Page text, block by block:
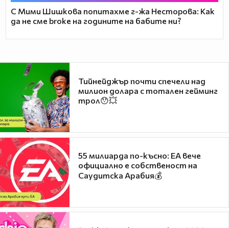
С Мими Шишкова попитахме г-жа Несторова: Как
да не сме broke на годините на бабите ни?
Тийнейджър почти спечели над
милион долара с тотален гейминг
трол😯💥
55 милиарда по-късно: EA вече
официално е собственост на
Саудитска Арабия💰